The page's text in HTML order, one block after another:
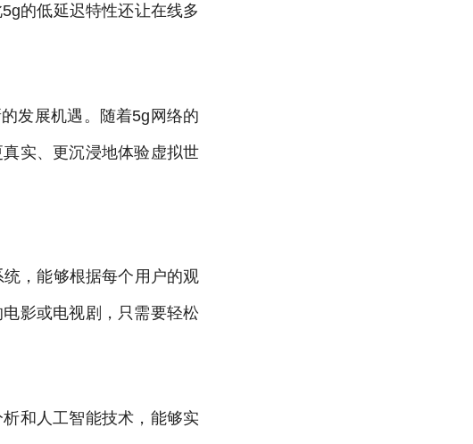
的低延迟特性还让在线多
发展机遇。随着5g网络的
实、更沉浸地体验虚拟世
，能够根据每个用户的观
影或电视剧，只需要轻松
和人工智能技术，能够实